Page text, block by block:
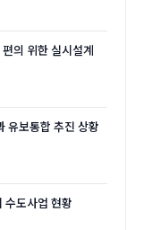
의 위한 실시설계
유보통합 추진 상황
수도사업 현황